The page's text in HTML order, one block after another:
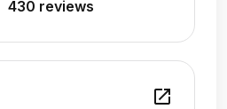
430 reviews
open_in_new